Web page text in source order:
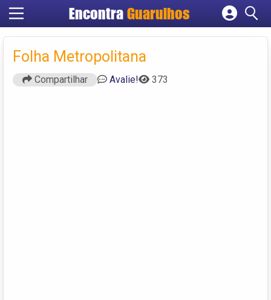
Encontra Guarulhos
Cadastrar empresa
Criar conta
Folha Metropolitana
Compartilhar Avalie! 373